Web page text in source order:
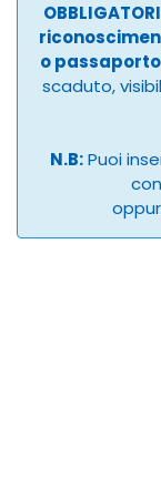
o
scaduto,
N.B:Puoi